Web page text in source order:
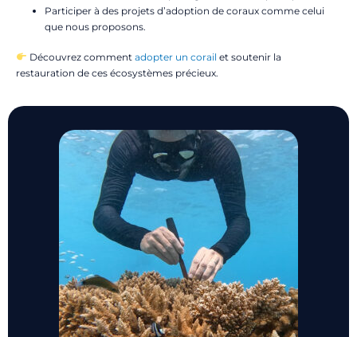
Participer à des projets d’adoption de coraux comme celui
que nous proposons.
Découvrez comment adopter un corail et soutenir la
restauration de ces écosystèmes précieux.